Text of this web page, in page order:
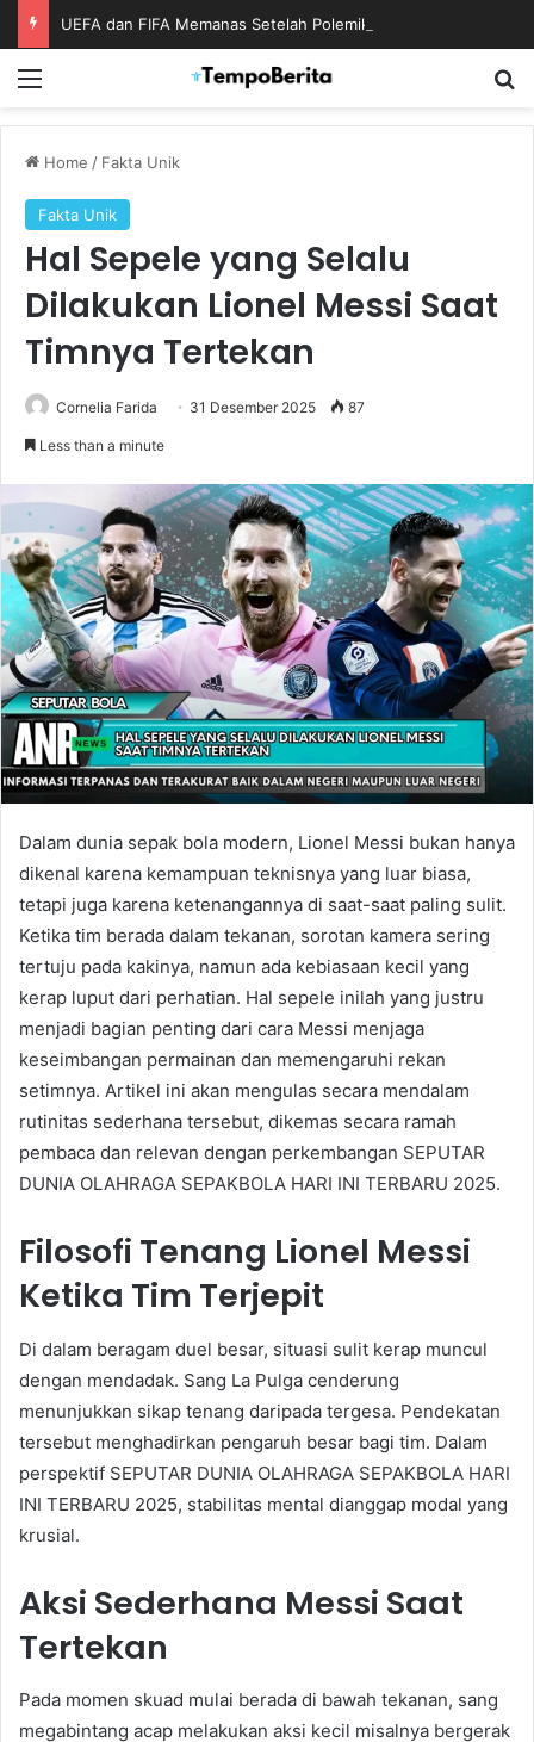
Home / Fakta Unik
Fakta Unik
Hal Sepele yang Selalu
Dilakukan Lionel Messi Saat
Timnya Tertekan
Cornelia Farida 31 Desember 2025 87
Less than a minute
Dalam dunia sepak bola modern, Lionel Messi bukan hanya
dikenal karena kemampuan teknisnya yang luar biasa,
tetapi juga karena ketenangannya di saat-saat paling sulit.
Ketika tim berada dalam tekanan, sorotan kamera sering
tertuju pada kakinya, namun ada kebiasaan kecil yang
kerap luput dari perhatian. Hal sepele inilah yang justru
menjadi bagian penting dari cara Messi menjaga
keseimbangan permainan dan memengaruhi rekan
setimnya. Artikel ini akan mengulas secara mendalam
rutinitas sederhana tersebut, dikemas secara ramah
pembaca dan relevan dengan perkembangan SEPUTAR
DUNIA OLAHRAGA SEPAKBOLA HARI INI TERBARU 2025.
Filosofi Tenang Lionel Messi
Ketika Tim Terjepit
Di dalam beragam duel besar, situasi sulit kerap muncul
dengan mendadak. Sang La Pulga cenderung
menunjukkan sikap tenang daripada tergesa. Pendekatan
tersebut menghadirkan pengaruh besar bagi tim. Dalam
perspektif SEPUTAR DUNIA OLAHRAGA SEPAKBOLA HARI
INI TERBARU 2025, stabilitas mental dianggap modal yang
krusial.
Aksi Sederhana Messi Saat
Tertekan
Pada momen skuad mulai berada di bawah tekanan, sang
megabintang acap melakukan aksi kecil misalnya bergerak